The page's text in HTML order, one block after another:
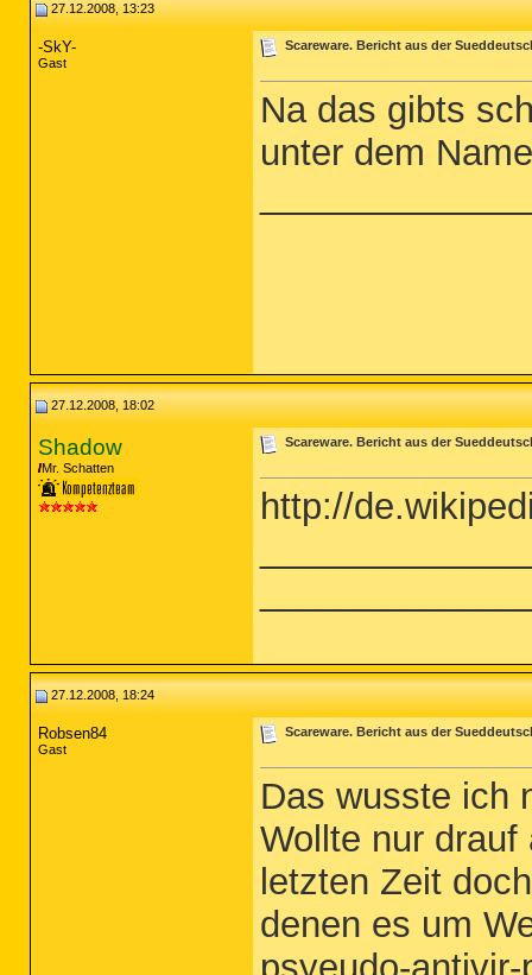
27.12.2008, 13:23
-SkY-
Gast
Scareware. Bericht aus der
Na das gibts
unter dem
27.12.2008, 18:02
Shadow
Mr. Schatten
Scareware. Bericht aus der
http://
27.12.2008, 18:24
Robsen84
Gast
Scareware. Bericht aus der
Das wusste ich
Wollte nur
letzten Zeit
denen es um